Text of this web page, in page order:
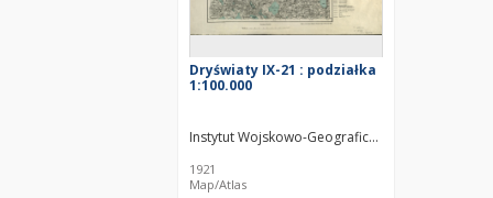
Dryświaty IX-21 : podziałka
1:100.000
Instytut Wojskowo-Geograficzny (Warszawa).
1921
Map/Atlas